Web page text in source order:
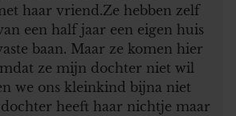
haar vriend.Ze hebben zelf
een half jaar een eigen huis
baan. Maar ze komen hier
ze mijn dochter niet wil
we ons kleinkind bijna niet
heeft haar nichtje maar